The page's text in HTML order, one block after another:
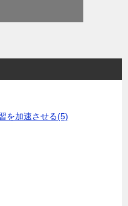
を加速させる(5)